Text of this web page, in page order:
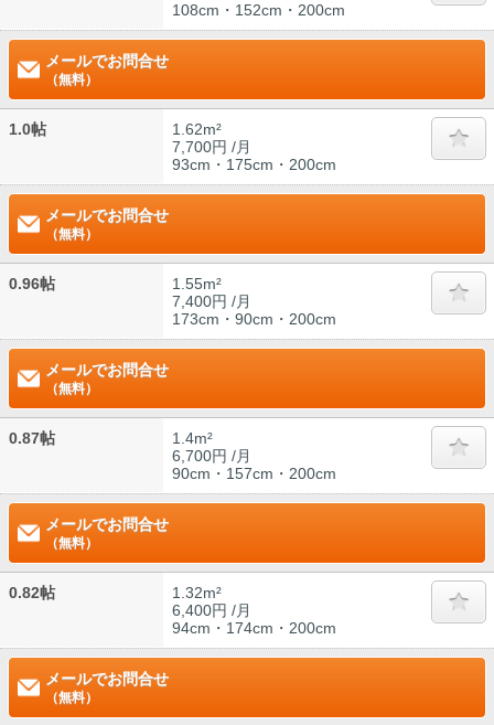
108cm・152cm・200cm
メールでお問合せ
（無料）
1.0帖
1.62m²
7,700円 /月
93cm・175cm・200cm
メールでお問合せ
（無料）
0.96帖
1.55m²
7,400円 /月
173cm・90cm・200cm
メールでお問合せ
（無料）
0.87帖
1.4m²
6,700円 /月
90cm・157cm・200cm
メールでお問合せ
（無料）
0.82帖
1.32m²
6,400円 /月
94cm・174cm・200cm
メールでお問合せ
（無料）